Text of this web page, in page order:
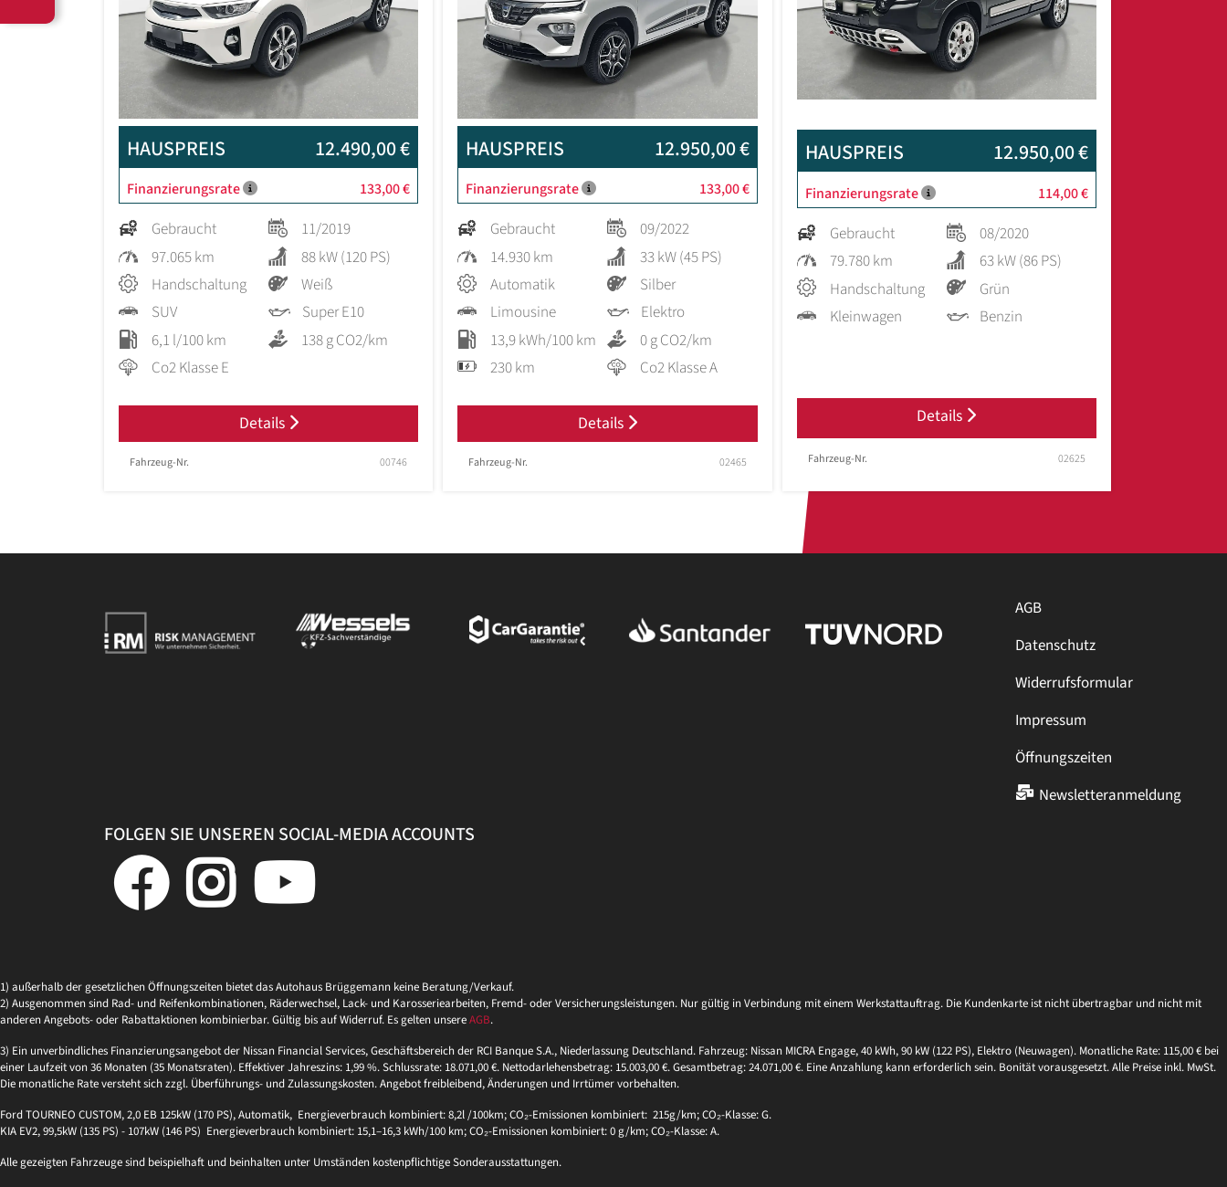
HAUSPREIS 12.490,00 €
Finanzierungsrate 133,00 €
Gebraucht
11/2019
97.065 km
88 kW (120 PS)
Handschaltung
Weiß
SUV
Super E10
6,1 l/100 km
138 g CO2/km
Co2 Klasse E
Details
Fahrzeug-Nr. 00746
HAUSPREIS 12.950,00 €
Finanzierungsrate 133,00 €
Gebraucht
09/2022
14.930 km
33 kW (45 PS)
Automatik
Silber
Limousine
Elektro
13,9 kWh/100 km
0 g CO2/km
230 km
Co2 Klasse A
Details
Fahrzeug-Nr. 02465
HAUSPREIS 12.950,00 €
Finanzierungsrate 114,00 €
Gebraucht
08/2020
79.780 km
63 kW (86 PS)
Handschaltung
Grün
Kleinwagen
Benzin
Details
Fahrzeug-Nr. 02625
AGB
Datenschutz
Widerrufsformular
Impressum
Öffnungszeiten
Newsletteranmeldung
FOLGEN SIE UNSEREN SOCIAL-MEDIA ACCOUNTS
1) außerhalb der gesetzlichen Öffnungszeiten bietet das Autohaus Brüggemann keine Beratung/Verkauf.
2) Ausgenommen sind Rad- und Reifenkombinationen, Räderwechsel, Lack- und Karosseriearbeiten, Fremd- oder Versicherungsleistungen. Nur gültig in Verbindung mit einem Werkstattauftrag. Die Kundenkarte ist nicht übertragbar und nicht mit
anderen Angebots- oder Rabattaktionen kombinierbar. Gültig bis auf Widerruf. Es gelten unsereAGB.
3) Ein unverbindliches Finanzierungsangebot der Nissan Financial Services, Geschäftsbereich der RCI Banque S.A., Niederlassung Deutschland. Fahrzeug: Nissan MICRA Engage, 40 kWh, 90 kW (122 PS), Elektro (Neuwagen). Monatliche Rate: 115,00 € bei
einer Laufzeit von 36 Monaten (35 Monatsraten). Effektiver Jahreszins: 1,99 %. Schlussrate: 18.071,00 €. Nettodarlehensbetrag: 15.003,00 €. Gesamtbetrag: 24.071,00 €. Eine Anzahlung kann erforderlich sein. Bonität vorausgesetzt. Alle Preise inkl. MwSt.
Die monatliche Rate versteht sich zzgl. Überführungs- und Zulassungskosten. Angebot freibleibend, Änderungen und Irrtümer vorbehalten.
Ford TOURNEO CUSTOM, 2,0 EB 125kW (170 PS), Automatik, Energieverbrauch kombiniert: 8,2l /100km; CO₂-Emissionen kombiniert: 215g/km; CO₂-Klasse: G.
KIA EV2, 99,5kW (135 PS) - 107kW (146 PS) Energieverbrauch kombiniert: 15,1–16,3 kWh/100 km; CO₂-Emissionen kombiniert: 0 g/km; CO₂-Klasse: A.
Alle gezeigten Fahrzeuge sind beispielhaft und beinhalten unter Umständen kostenpflichtige Sonderausstattungen.